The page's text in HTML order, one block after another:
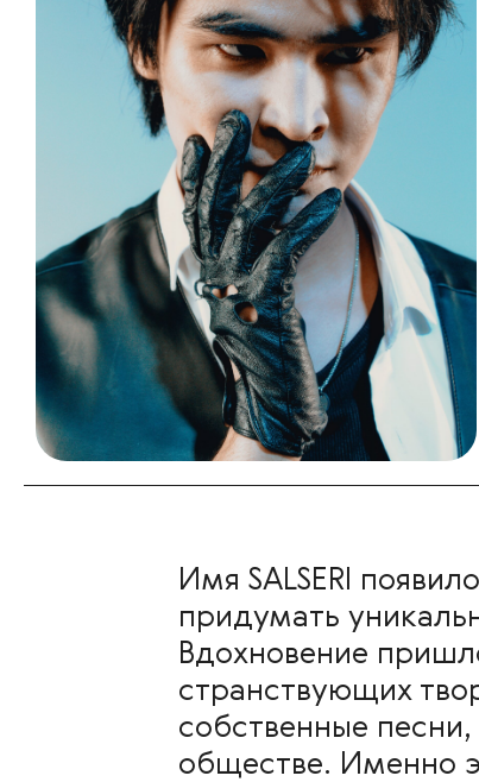
Имя SALSERI
придумать
Вдохновение
странствующих
собственные
обществе. Именно